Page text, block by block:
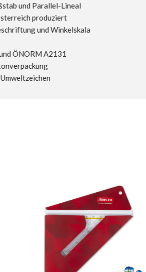
und Parallel-Lineal
produziert
und Winkelskala
ÖNORM A2131